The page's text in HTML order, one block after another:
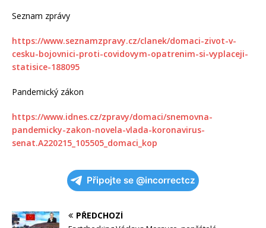
Seznam zprávy
https://www.seznamzpravy.cz/clanek/domaci-zivot-v-
cesku-bojovnici-proti-covidovym-opatrenim-si-vyplaceji-
statisice-188095
Pandemický zákon
https://www.idnes.cz/zpravy/domaci/snemovna-
pandemicky-zakon-novela-vlada-koronavirus-
senat.A220215_105505_domaci_kop
Připojte se @incorrectcz
PŘEDCHOZÍ